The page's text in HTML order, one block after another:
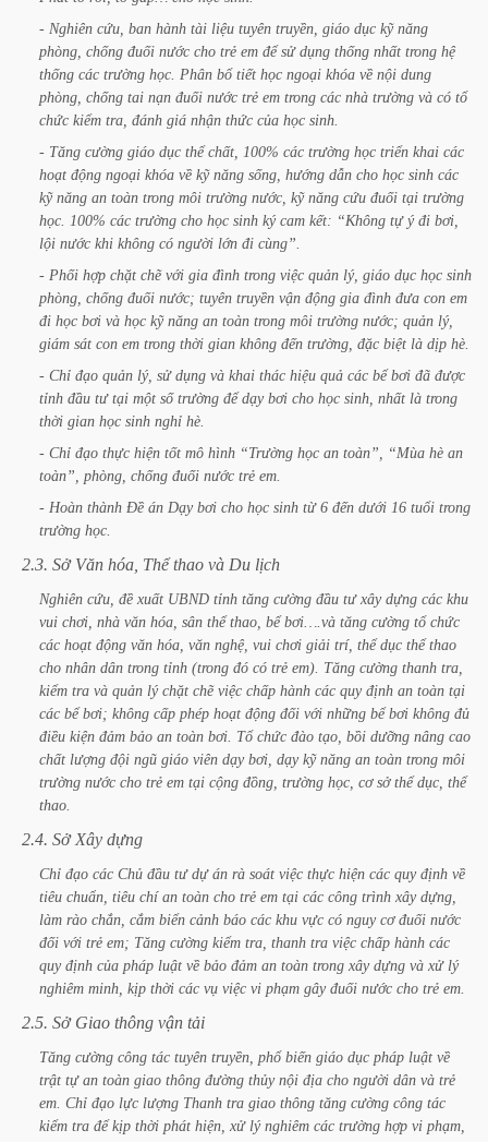
- Nghiên cứu, ban hành tài liệu tuyên truyền, giáo dục kỹ năng
phòng, chống đuối nước cho trẻ em để sử dụng thống nhất trong hệ
thống các trường học. Phân bổ tiết học ngoại khóa về nội dung
phòng, chống tai nạn đuối nước trẻ em trong các nhà trường và có tổ
chức kiểm tra, đánh giá nhận thức của học sinh.
- Tăng cường giáo dục thể chất, 100% các trường học triển khai các
hoạt động ngoại khóa về kỹ năng sống, hướng dẫn cho học sinh các
kỹ năng an toàn trong môi trường nước, kỹ năng cứu đuối tại trường
học.
100% các trường cho học sinh ký cam kết: “Không tự ý đi bơi,
lội nước khi không có người lớn đi cùng”.
- Phối hợp chặt chẽ với gia đình trong việc quản lý, giáo dục học sinh
phòng, chống đuối nước; tuyên truyền vận động gia đình đưa con em
đi học bơi và học kỹ năng an toàn trong môi trường nước; quản lý,
giám sát con em trong thời gian không đến trường, đặc biệt là dịp hè.
- Chỉ đạo quản lý, sử dụng và khai thác hiệu quả các bể bơi đã được
tỉnh đầu tư tại một số trường để dạy bơi cho học sinh, nhất là trong
thời gian học sinh nghỉ hè.
- Chỉ đạo thực hiện tốt mô hình “Trường học an toàn”, “Mùa hè an
toàn”, phòng, chống đuối nước trẻ em.
- Hoàn thành Đề án Dạy bơi cho học sinh từ 6 đến dưới 16 tuổi trong
trường học.
2.3. Sở Văn hóa, Thể thao và Du lịch
Nghiên cứu, đề xuất UBND tỉnh tăng cường đầu tư xây dựng các khu
vui chơi, nhà văn hóa, sân thể thao, bể bơi….và tăng cường tổ chức
các hoạt động văn hóa, văn nghệ, vui chơi giải trí, thể dục thể thao
cho nhân dân trong tỉnh (trong đó có trẻ em). Tăng cường thanh tra,
kiểm tra và quản lý chặt chẽ việc chấp hành các quy định an toàn tại
các bể bơi; không cấp phép hoạt động đối với những bể bơi không đủ
điều kiện đảm bảo an toàn bơi. Tổ chức đào tạo, bồi dưỡng nâng cao
chất lượng đội ngũ giáo viên dạy bơi, dạy kỹ năng an toàn trong môi
trường nước cho trẻ em tại cộng đồng, trường học, cơ sở thể dục, thể
thao.
2.4. Sở Xây dựng
Chỉ đạo các Chủ đầu tư dự án rà soát việc thực hiện các quy định về
tiêu chuẩn, tiêu chí an toàn cho trẻ em tại các công trình xây dựng,
làm rào chắn, cắm biển cảnh báo các khu vực có nguy cơ đuối nước
đối với trẻ em; Tăng cường kiểm tra, thanh tra việc chấp hành các
quy định của pháp luật về bảo đảm an toàn trong xây dựng và xử lý
nghiêm minh, kịp thời các vụ việc vi phạm gây đuối nước cho trẻ em.
2.5. Sở Giao thông vận tải
Tăng cường công tác tuyên truyền, phổ biến giáo dục pháp luật về
trật tự an toàn giao thông đường thủy nội địa cho người dân và trẻ
em. Chỉ đạo lực lượng Thanh tra giao thông tăng cường công tác
kiểm tra để kịp thời phát hiện, xử lý nghiêm các trường hợp vi phạm,